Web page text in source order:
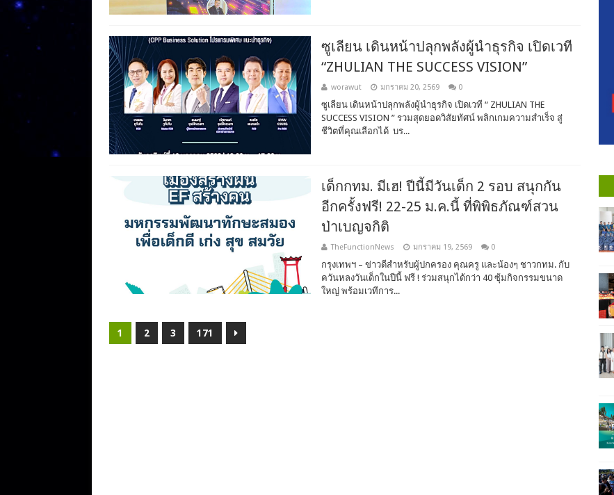
ซูเลียน เดินหน้าปลุกพลังผู้นำธุรกิจ เปิดเวที
“ZHULIAN THE SUCCESS VISION”
worawut มกราคม 20, 2569 0
ซูเลียน เดินหน้าปลุกพลังผู้นำธุรกิจ เปิดเวที “ ZHULIAN THE
SUCCESS VISION ” รวมสุดยอดวิสัยทัศน์ พลิกเกมความสำเร็จ สู่
ชีวิตที่คุณเลือกได้ บร...
เด็กกทม. มีเฮ! ปีนี้มีวันเด็ก 2 รอบ สนุกกัน
อีกครั้งฟรี! 22-25 ม.ค.นี้ ที่พิพิธภัณฑ์สวน
ป่าเบญจกิติ
TheFunctionNews มกราคม 19, 2569 0
กรุงเทพฯ – ข่าวดีสำหรับผู้ปกครอง คุณครู และน้องๆ ชาวกทม. กับ
ควันหลงวันเด็กในปีนี้ ฟรี ! ร่วมสนุกได้กว่า 40 ซุ้มกิจกรรมขนาด
ใหญ่ พร้อมเวทีการ...
1 2 3 171